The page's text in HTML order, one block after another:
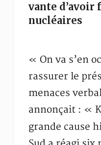
vante d’avoir
nucléaires
« On va s’en
rassurer le
menaces
annonçait : «
grande cause